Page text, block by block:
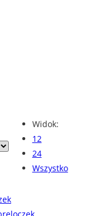
Widok:
12
24
Wszystko